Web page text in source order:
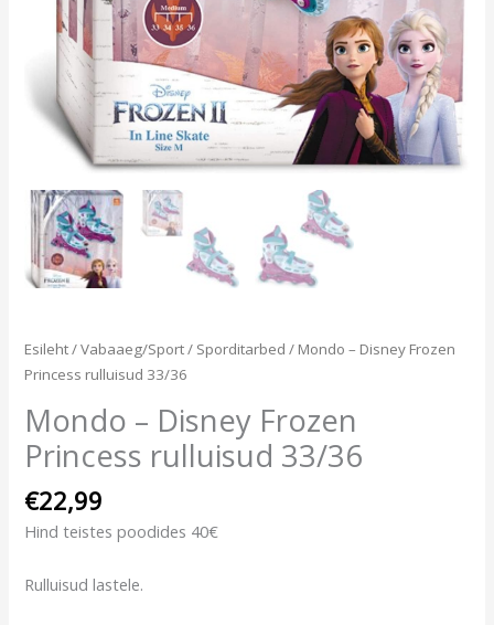
Esileht/Vabaaeg/Sport/ Sporditarbed / Mondo – Disney Frozen
Princess rulluisud 33/36
Mondo – Disney Frozen
Princess rulluisud 33/36
€22,99
Hind teistes poodides 40€
Rulluisud lastele.